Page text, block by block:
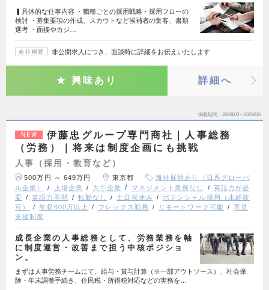
▍具体的な仕事内容 ・職種ごとの採用戦略・採用フローの
検討 ・募集要項の作成、スカウトなど候補者の集客、書類
選考 ・面接やカジ…
会社概要 非公開求人につき、面談時に詳細をお伝えいたします
興味あり 詳細へ
掲載期間 26/08/03～26/08/16
NEW
伊藤忠グループ専門商社｜人事総務
（労務）｜将来は制度企画にも挑戦
人事（採用・教育など）
500万円 ～ 649万円 東京都
海外展開あり（日系グローバ
ル企業）
上場企業 大手企業 マネジメント業務なし
英語力が必
要
英語力不問 転勤なし 土日祝休み
ポテンシャル採用（未経験
可）
年収600万以上 フレックス勤務 リモートワーク可能
育児
支援制度
成長企業の人事総務として、労務業務を軸
に制度運営・改善まで担う中核ポジショ
ン。
まずは人事労務チームにて、給与・賞与計算（※一部アウトソース）、社会保
険・年末調整手続き、住民税・所得税対応などの実務を…